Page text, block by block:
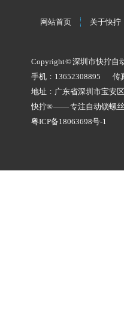
网站首页 关于快拧
Copyright © 深圳市快拧自
手机：13652308895
传
地址：广东省深圳市宝安
快拧® —— 专注自动锁螺
粤ICP备18063698号-1